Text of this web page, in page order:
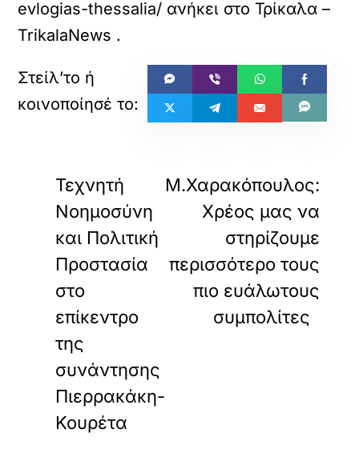
evlogias-thessalia/ ανήκει στο Τρίκαλα –
TrikalaNews .
Τεχνητή
Νοημοσύνη
και Πολιτική
Προστασία
στο
επίκεντρο
της
συνάντησης
Πιερρακάκη-
Κουρέτα
Μ.Χαρακόπουλος:
Χρέος μας να
στηρίζουμε
περισσότερο τους
πιο ευάλωτους
συμπολίτες